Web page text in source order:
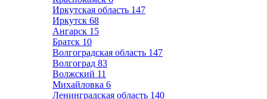
Иркутская область 147
Иркутск 68
Ангарск 15
Братск 10
Волгоградская область 147
Волгоград 83
Волжский 11
Михайловка 6
Ленинградская область 140